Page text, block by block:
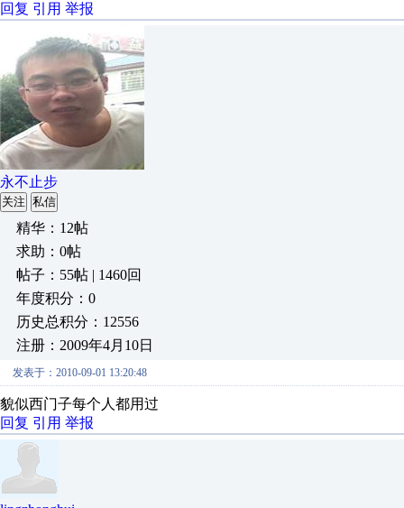
回复 引用 举报
永不止步
关注 私信
精华：12帖
求助：0帖
帖子：55帖 | 1460回
年度积分：0
历史总积分：12556
注册：2009年4月10日
发表于：2010-09-01 13:20:48
貌似西门子每个人都用过
回复 引用 举报